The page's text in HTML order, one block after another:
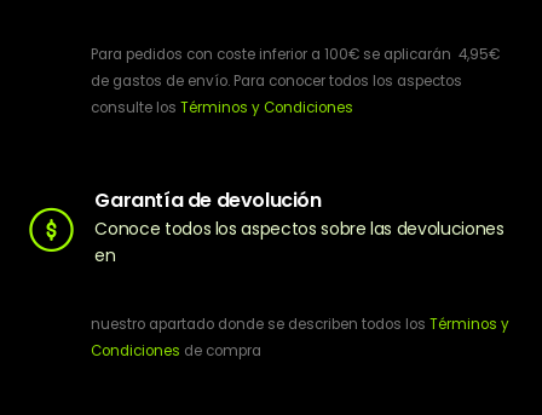
Para pedidos con coste inferior a 100€ se aplicarán 4,95€
de gastos de envío. Para conocer todos los aspectos
consulte los Términos y Condiciones
Garantía de devolución
Conoce todos los aspectos sobre las devoluciones
en
nuestro apartado donde se describen todos los Términos y
Condiciones de compra